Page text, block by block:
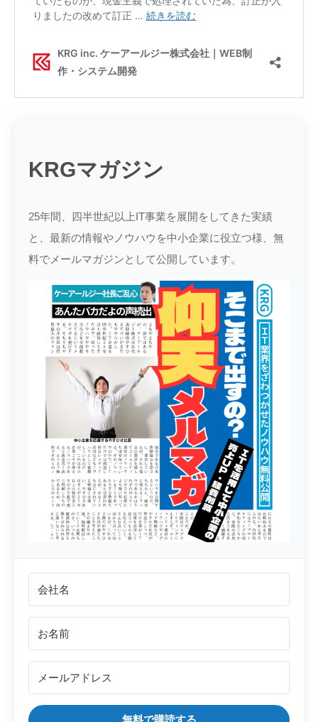
KRGマガジン
25年間、四半世紀以上IT事業を展開をしてきた実績
と、最新の情報やノウハウを中小企業に役立つ様、無
料でメールマガジンとして公開しています。